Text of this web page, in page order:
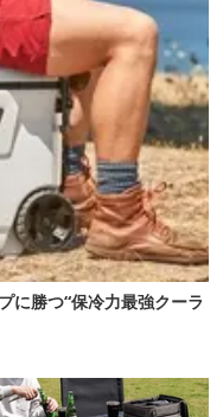
に勝つ“保冷力最強クーラ